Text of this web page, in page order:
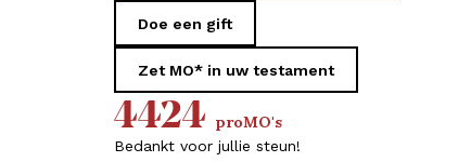
Doe een gift
Zet MO* in uw testament
4424 proMO's
Bedankt voor jullie steun!